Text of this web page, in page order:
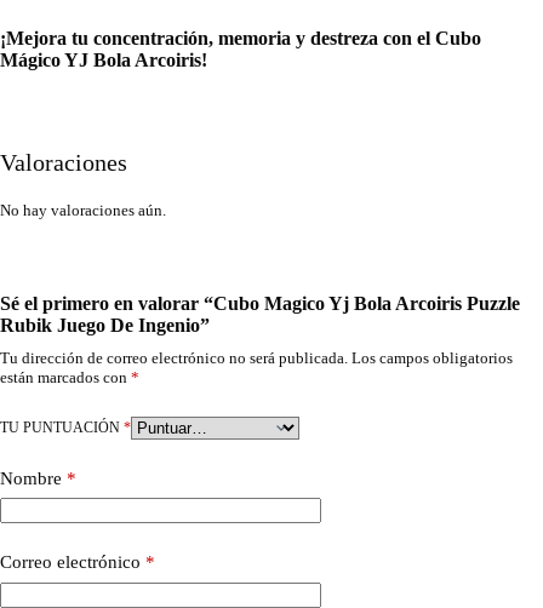
¡Mejora tu concentración, memoria y destreza con el Cubo
Mágico YJ Bola Arcoiris!
Valoraciones
No hay valoraciones aún.
Sé el primero en valorar “Cubo Magico Yj Bola Arcoiris Puzzle
Rubik Juego De Ingenio”
Tu dirección de correo electrónico no será publicada. Los campos obligatorios
están marcados con *
TU PUNTUACIÓN *
Nombre *
Correo electrónico *